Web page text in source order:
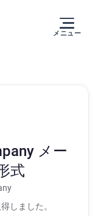
メニュー
メー
式
しました。